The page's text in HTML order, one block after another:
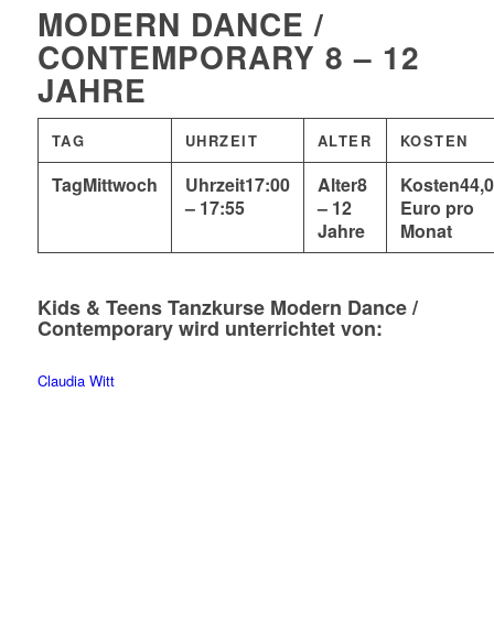
MODERN DANCE /
CONTEMPORARY 8 – 12
JAHRE
TAG UHRZEIT ALTER KOSTEN
Mittwoch
17:00
– 17:55
8
– 12
Jahre
Euro pro
Monat
Kids & Teens Tanzkurse Modern Dance /
Contemporarywird unterrichtet von:
Claudia Witt